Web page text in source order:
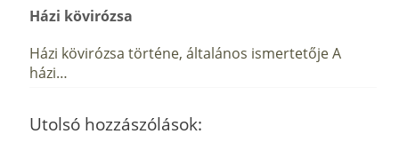
Házi kövirózsa
Házi kövirózsa történe, általános ismertetője A
házi…
Utolsó hozzászólások: